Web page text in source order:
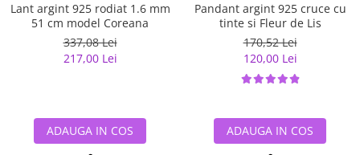
Lant argint 925 rodiat 1.6 mm
51 cm model Coreana
337,08 Lei
217,00 Lei
ADAUGA IN COS
Pandant argint 925 cruce cu
tinte si Fleur de Lis
170,52 Lei
120,00 Lei
ADAUGA IN COS